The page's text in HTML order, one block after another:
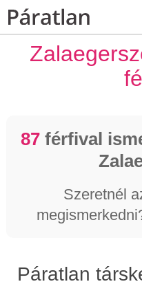
87férfival
Szeretnél
Páratlan